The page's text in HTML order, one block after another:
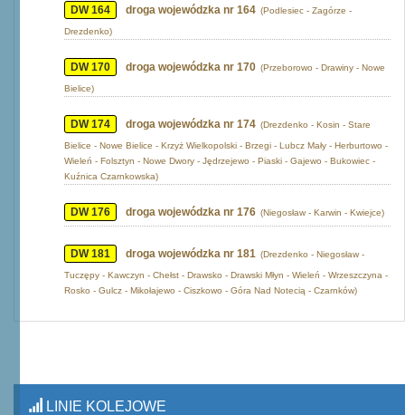
DW 164 droga wojewódzka nr 164 (Podlesiec - Zagórze -
Drezdenko)
DW 170 droga wojewódzka nr 170 (Przeborowo - Drawiny - Nowe
Bielice)
DW 174 droga wojewódzka nr 174 (Drezdenko - Kosin - Stare
Bielice - Nowe Bielice - Krzyż Wielkopolski - Brzegi - Lubcz Mały - Herburtowo -
Wieleń - Folsztyn - Nowe Dwory - Jędrzejewo - Piaski - Gajewo - Bukowiec -
Kuźnica Czarnkowska)
DW 176 droga wojewódzka nr 176 (Niegosław - Karwin - Kwiejce)
DW 181 droga wojewódzka nr 181 (Drezdenko - Niegosław -
Tuczępy - Kawczyn - Chełst - Drawsko - Drawski Młyn - Wieleń - Wrzeszczyna -
Rosko - Gulcz - Mikołajewo - Ciszkowo - Góra Nad Notecią - Czarnków)
LINIE KOLEJOWE